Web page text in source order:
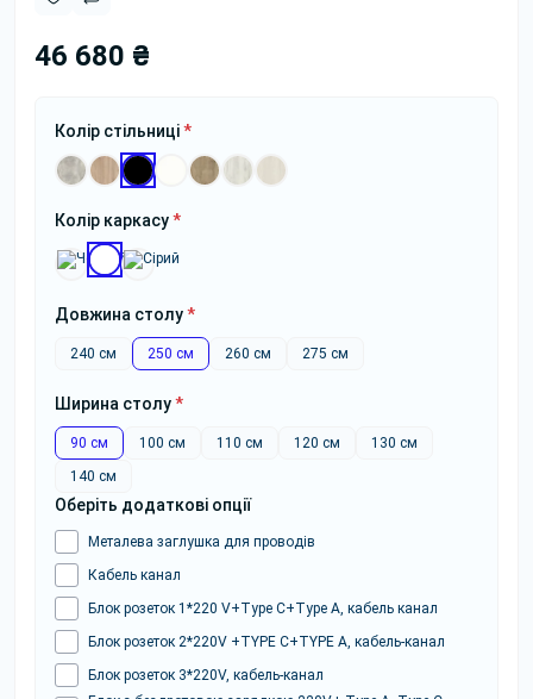
46 680 ₴
Колір стільниці*
Колір каркасу*
Довжина столу*
240 см 250 см 260 см 275 см
Ширина столу*
90 см 100 см 110 см 120 см
130 см
140 см
Оберіть додаткові опції
Металева заглушка для проводів
Кабель канал
Блок розеток 1*220 V+Type C+Type A, кабель канал
Блок розеток 2*220V +TYPE C+TYPE A, кабель-канал
Блок розеток 3*220V, кабель-канал